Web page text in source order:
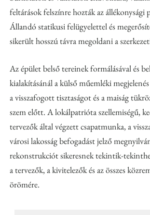
feltárások felszínre hozták az állékonysági
Állandó statikusi felügyelettel és
sikerült hosszú távra megoldani a
Az épület belső tereinek formálásával és
kialakításánál a külső műemléki
a visszafogott tisztaságot és a maiság
szem előtt. A lokálpatrióta szellemiségű,
tervezők által végzett csapatmunka, a
városi lakosság befogadást jelző
rekonstrukciót sikeresnek tekintik-
a tervezők, a kivitelezők és az összes
örömére.